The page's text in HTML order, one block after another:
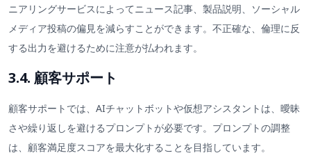
ニアリングサービスによってニュース記事、製品説明、ソーシャル
メディア投稿の偏見を減らすことができます。不正確な、倫理に反
する出力を避けるために注意が払われます。
3.4. 顧客サポート
顧客サポートでは、AIチャットボットや仮想アシスタントは、曖昧
さや繰り返しを避けるプロンプトが必要です。プロンプトの調整
は、顧客満足度スコアを最大化することを目指しています。